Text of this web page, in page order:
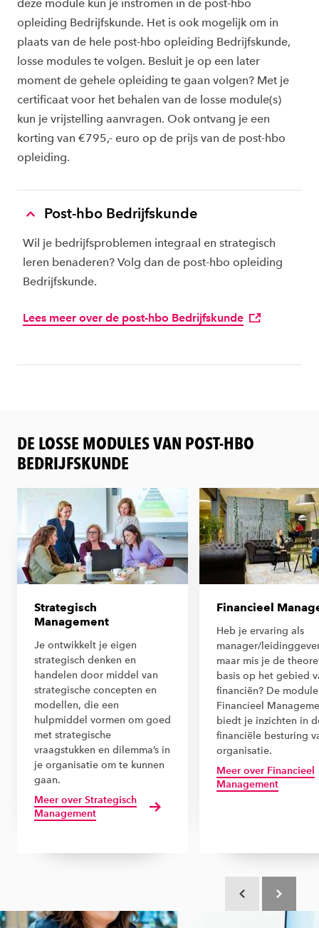
deze module kun je instromen in de post-hbo
opleiding Bedrijfskunde. Het is ook mogelijk om in
plaats van de hele post-hbo opleiding Bedrijfskunde,
losse modules te volgen. Besluit je op een later
moment de gehele opleiding te gaan volgen? Met je
certificaat voor het behalen van de losse module(s)
kun je vrijstelling aanvragen. Ook ontvang je een
korting van €795,- euro op de prijs van de post-hbo
opleiding.
Post-hbo Bedrijfskunde
Wil je bedrijfsproblemen integraal en strategisch
leren benaderen? Volg dan de post-hbo opleiding
Bedrijfskunde.
Lees meer over de post-hbo Bedrijfskunde
DE LOSSE MODULES VAN POST-HBO
BEDRIJFSKUNDE
Strategisch
Management
Je ontwikkelt je eigen
strategisch denken en
handelen door middel van
strategische concepten en
modellen, die een
hulpmiddel vormen om goed
met strategische
vraagstukken en dilemma’s in
je organisatie om te kunnen
gaan.
Meer over Strategisch
Management
Financieel
Heb je ervaring als
manager/
maar mis je de
basis op het gebied
financiën? De module
Financieel
biedt je inzichten in
financiële besturing
organisatie.
Meer over Financieel
Management